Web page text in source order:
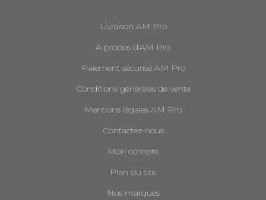
Livraison AM Pro
A propos d'AM Pro
Paiement sécurisé AM Pro
Conditions générales de vente
Mentions légales AM Pro
Contactez-nous
Mon compte
Plan du site
Nos marques